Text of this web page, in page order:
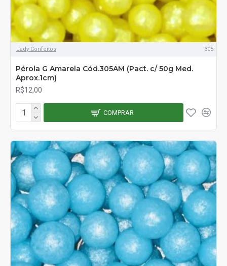
Jady Confeitos 305
Pérola G Amarela Cód.305AM (Pact. c/ 50g Med.
Aprox.1cm)
R$12,00
COMPRAR